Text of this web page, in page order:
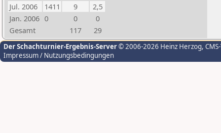
Jul. 2006
1411 9
2,5
Jan. 2006 0 0
0
Gesamt
117 29
Der Schachturnier-Ergebnis-Server© 2006-2026 Heinz Herzog,
Impressum / Nutzungsbedingungen